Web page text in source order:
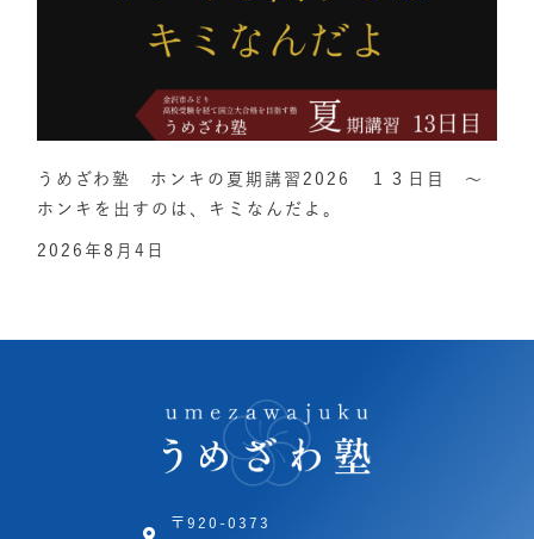
うめざわ塾 ホンキの夏期講習2026 １３日目 ～
ホンキを出すのは、キミなんだよ。
2026年8月4日
〒920-0373